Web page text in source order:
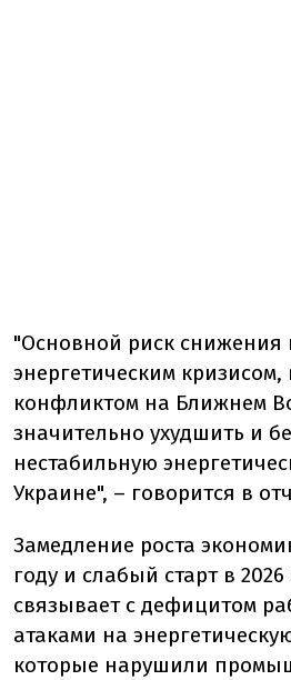
"Основной риск снижения
энергетическим
конфликтом на Ближнем
значительно ухудшить и
нестабильную
Украине", – говорится в
Замедление роста
году и слабый старт в
связывает с дефицитом
атаками на
которые нарушили